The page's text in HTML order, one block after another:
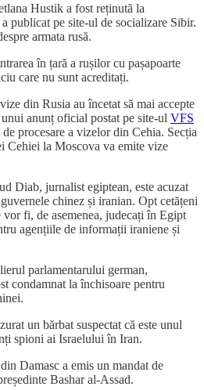
Hustik a fost reținută la
publicat pe site-ul de socializare Sibir.
armata rusă.
în țară a rușilor cu pașapoarte
care nu sunt acreditați.
din Rusia au încetat să mai accepte
anunț oficial postat pe site-ul VFS
procesare a vizelor din Cehia. Secția
Cehiei la Moscova va emite vize
Diab, jurnalist egiptean, este acuzat
chinez și iranian. Opt cetățeni
fi, de asemenea, judecați în Egipt
agențiile de informații iraniene și
parlamentarului german,
condamnat la închisoare pentru
un bărbat suspectat că este unul
spioni ai Israelului în Iran.
Damasc a emis un mandat de
Bashar al-Assad.